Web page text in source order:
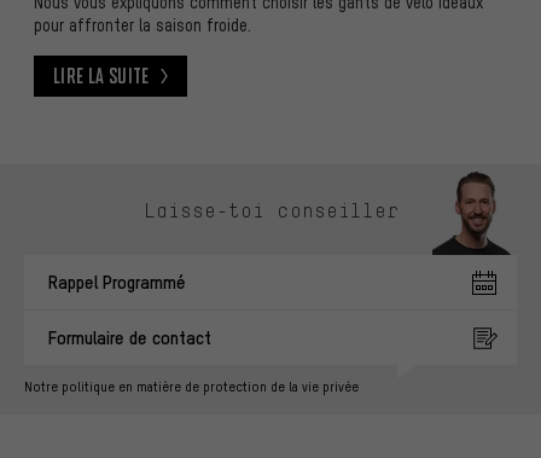
pour affronter la saison froide.
Lire la suite
Laisse-toi conseiller
Rappel Programmé
Formulaire de contact
Notre politique en matière de protection de la vie privée